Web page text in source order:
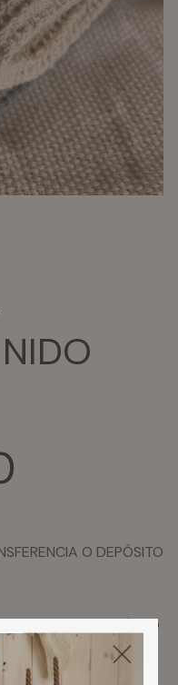
O DEPÓSITO
O DEPÓSITO